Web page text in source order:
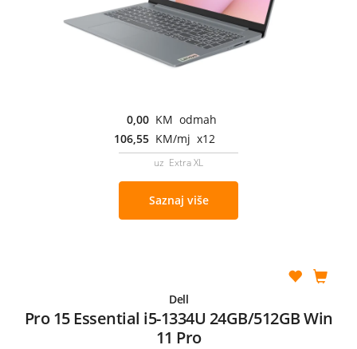
0,00 KM odmah
106,55 KM/mj x12
uz Extra XL
Saznaj više
Dell
Pro 15 Essential i5-1334U 24GB/512GB Win
11 Pro